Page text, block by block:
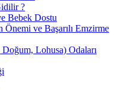
?
Bebek Dostu
Önemi ve Başarılı Emzirme
Lohusa) Odaları